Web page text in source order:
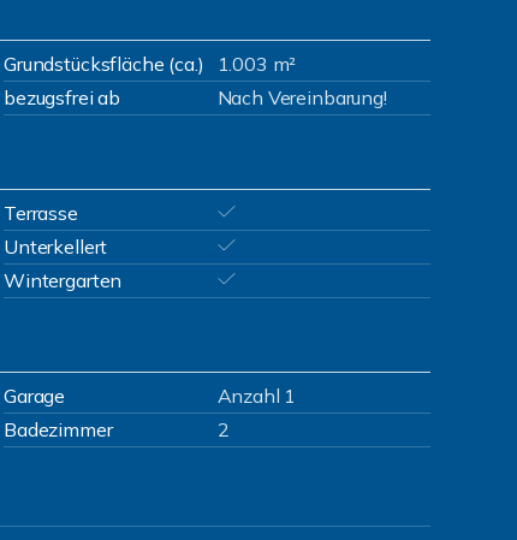
Grundstücksfläche (ca.)
1.003 m²
bezugsfrei ab Nach Vereinbarung!
Terrasse
Unterkellert
Wintergarten
Garage
Anzahl 1
Badezimmer
2